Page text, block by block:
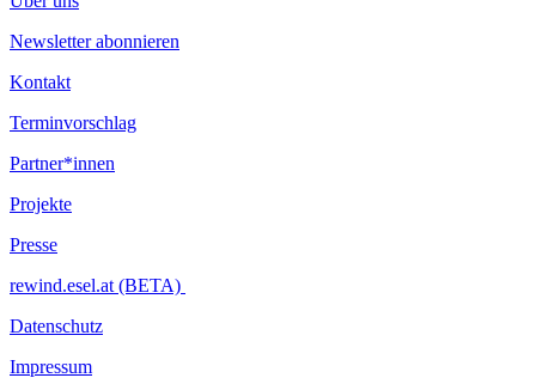
Newsletter abonnieren
Kontakt
Terminvorschlag
Partner*innen
Projekte
Presse
rewind.esel.at (BETA)
Datenschutz
Impressum